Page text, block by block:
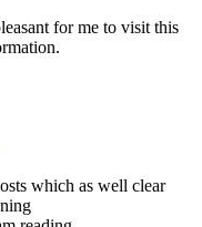
for me to visit this
which as well clear